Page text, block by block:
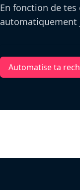
En fonction de
automatiquement
Automatise ta